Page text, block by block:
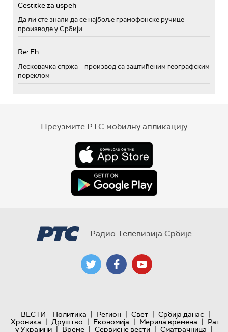
Cestitke za uspeh
Да ли сте знали да се најбоље грамофонске ручице
производе у Србији
Re: Eh...
Лесковачка спржа – производ са заштићеним географским
пореклом
Преузмите РТС мобилну апликацију
Радио Телевизија Србије
ВЕСТИ Политика | Регион | Свет | Србија данас |
Хроника | Друштво | Економија | Мерила времена | Рат
у Украјини | Време | Сервисне вести | Сматрачница |